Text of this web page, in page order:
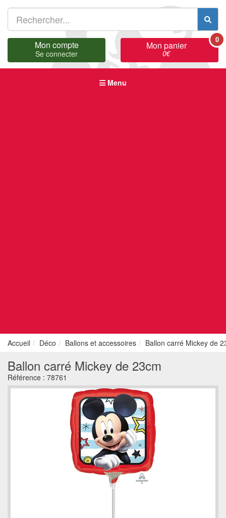
Mon compte
Se connecter
Mon panier
0€
0
Menu
Accueil Déco Ballons et accessoires Ballon carré Mickey de
Ballon carré Mickey de 23cm
Référence : 78761